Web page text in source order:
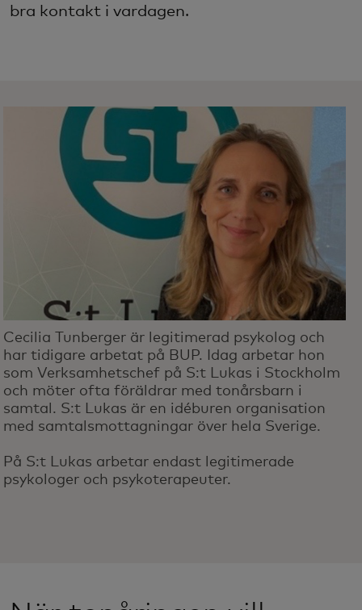
bra kontakt i vardagen.
Cecilia Tunberger är legitimerad psykolog och
har tidigare arbetat på BUP. Idag arbetar hon
som Verksamhetschef på S:t Lukas i Stockholm
och möter ofta föräldrar med tonårsbarn i
samtal. S:t Lukas är en idéburen organisation
med samtalsmottagningar över hela Sverige.
På S:t Lukas arbetar endast legitimerade
psykologer och psykoterapeuter.